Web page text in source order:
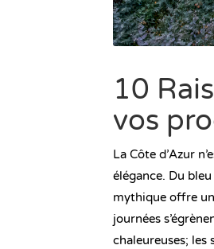
10
vos
La Côte d’Azur
élégance. Du
mythique offre
journées
chaleureuses; les